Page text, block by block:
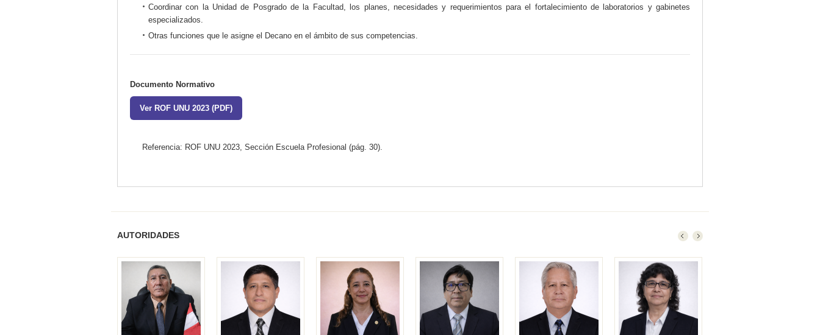
Coordinar con la Unidad de Posgrado de la Facultad, los planes, necesidades y requerimientos para el fortalecimiento de laboratorios y gabinetes
especializados.
Otras funciones que le asigne el Decano en el ámbito de sus competencias.
Documento Normativo
Ver ROF UNU 2023 (PDF)
Referencia: ROF UNU 2023, Sección Escuela Profesional (pág. 30).
AUTORIDADES